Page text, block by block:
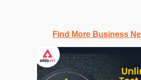
Find More Business